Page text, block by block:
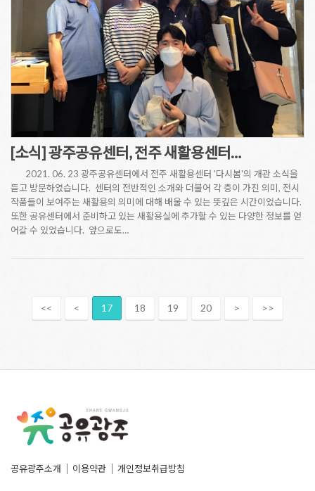
[소식] 광주공유센터, 전주 새활용센터…
2021. 06. 23 광주공유센터에서 전주 새활용센터 '다시봄'의 개관 소식을
듣고 방문하였습니다. 센터의 전반적인 소개와 더불어 각 층이 가진 의미, 전시
작품들이 보여주는 새활용의 의미에 대해 배울 수 있는 뜻깊은 시간이었습니다.
또한 공유센터에서 준비하고 있는 새활용실에 추가할 수 있는 다양한 정보를 얻
어갈 수 있었습니다. 앞으로도…
<< < 17 18 19 20 > >>
공유광주소개 이용약관 개인정보취급방침